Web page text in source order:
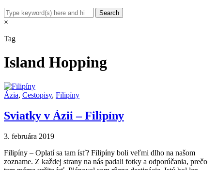
×
Tag
Island Hopping
Ázia, Cestopisy, Filipíny
Sviatky v Ázii – Filipíny
3. februára 2019
Filipíny – Oplatí sa tam ísť? Filipíny boli veľmi dlho na našom
zozname. Z každej strany na nás padali fotky a odporúčania, prečo